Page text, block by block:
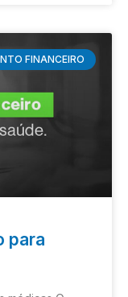
FINANCEIRO
para